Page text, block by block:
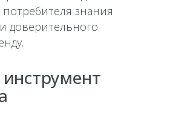
знания
доверительного
инструмент